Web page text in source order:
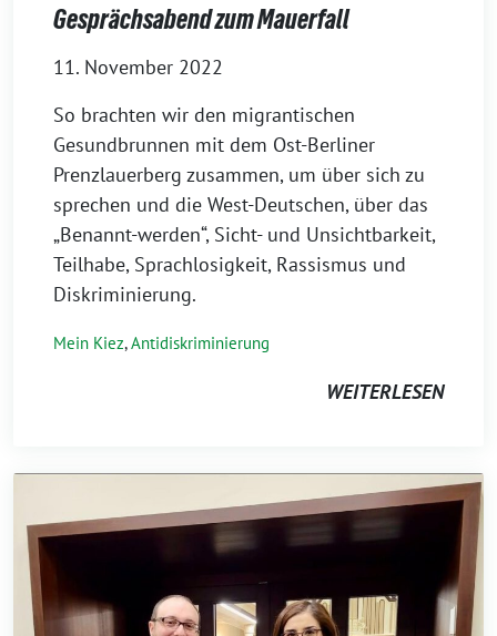
Gesprächsabend zum Mauerfall
11. November 2022
So brachten wir den migrantischen
Gesundbrunnen mit dem Ost-Berliner
Prenzlauerberg zusammen, um über sich zu
sprechen und die West-Deutschen, über das
„Benannt-werden“, Sicht- und Unsichtbarkeit,
Teilhabe, Sprachlosigkeit, Rassismus und
Diskriminierung.
Mein Kiez,Antidiskriminierung
WEITERLESEN